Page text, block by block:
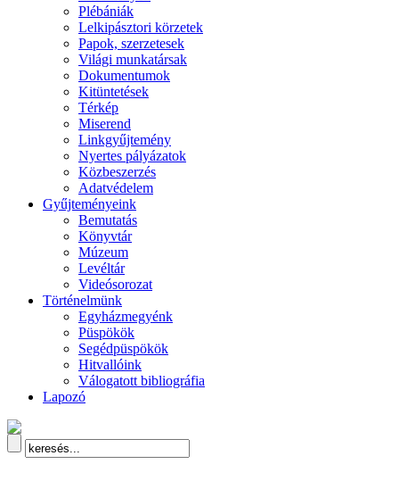
Plébániák
Lelkipásztori körzetek
Papok, szerzetesek
Világi munkatársak
Dokumentumok
Kitüntetések
Térkép
Miserend
Linkgyűjtemény
Nyertes pályázatok
Közbeszerzés
Adatvédelem
Gyűjteményeink
Bemutatás
Könyvtár
Múzeum
Levéltár
Videósorozat
Történelmünk
Egyházmegyénk
Püspökök
Segédpüspökök
Hitvallóink
Válogatott bibliográfia
Lapozó